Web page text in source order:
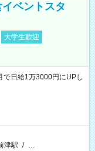
ベントスタ
大学生歓迎
日給1万3000円にUPし
津駅 / …